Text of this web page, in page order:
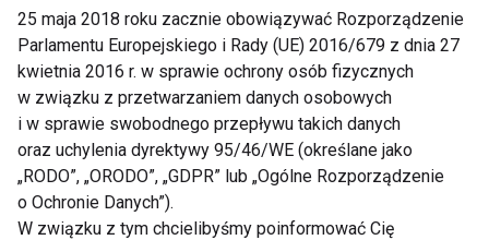
poprzez zaburzanie równowagi w leżeniu na piłce.
Nie wspomnę już o wielu ćwiczeniach o charakterze
zabawowym (tak integrujące grupę), bądź o całej
gamie ćwiczeń w parach z jedną piłką. Nowe trendy
w fitnessie nie pozostają obojętne wobec zalet piłek
fitball i tak mamy możliwość wplatania ich do lekcji
Pilates (przykłady na zdjęciach poniżej)
25 maja 2018 roku zacznie obowiązywać Rozporządzenie
Parlamentu Europejskiego i Rady (UE) 2016/679 z dnia 27
kwietnia 2016 r. w sprawie ochrony osób fizycznych
w związku z przetwarzaniem danych osobowych
i w sprawie swobodnego przepływu takich danych
oraz uchylenia dyrektywy 95/46/WE (określane jako
„RODO”, „ORODO”, „GDPR” lub „Ogólne Rozporządzenie
o Ochronie Danych”).
W związku z tym chcielibyśmy poinformować Cię